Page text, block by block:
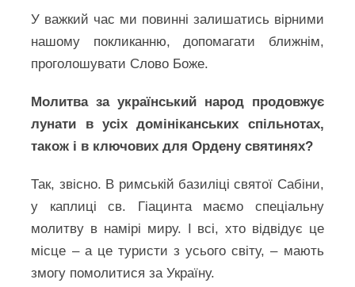
У важкий час ми повинні залишатись вірними
нашому покликанню, допомагати ближнім,
проголошувати Слово Боже.
Молитва за український народ продовжує
лунати в усіх домініканських спільнотах,
також і в ключових для Ордену святинях?
Так, звісно. В римській базиліці святої Сабіни,
у каплиці св. Гіацинта маємо спеціальну
молитву в намірі миру. І всі, хто відвідує це
місце – а це туристи з усього світу, – мають
змогу помолитися за Україну.